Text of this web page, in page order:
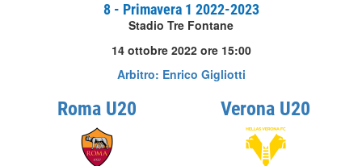
8 - Primavera 1 2022-2023
Stadio Tre Fontane
14 ottobre 2022 ore 15:00
Arbitro: Enrico Gigliotti
Roma U20 Verona U20